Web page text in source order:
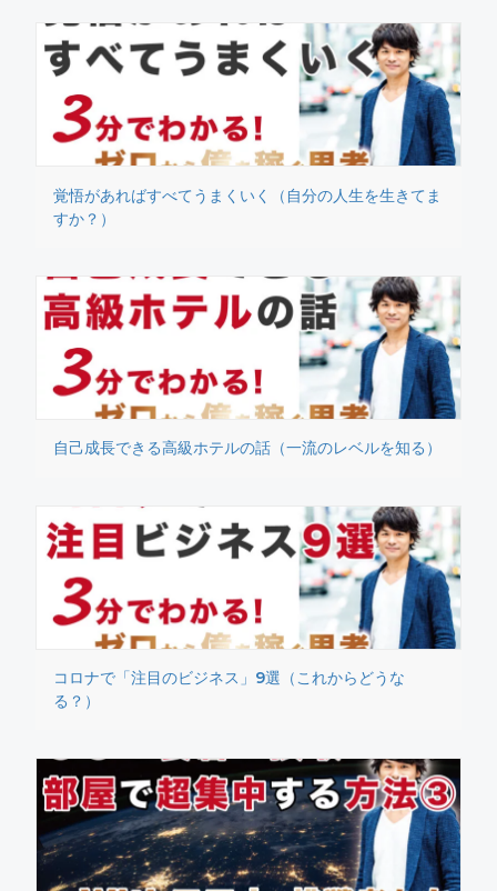
覚悟があればすべてうまくいく（自分の人生を生きてま
すか？）
自己成長できる高級ホテルの話（一流のレベルを知る）
コロナで「注目のビジネス」9選（これからどうな
る？）